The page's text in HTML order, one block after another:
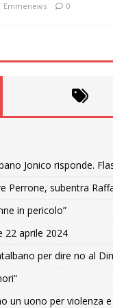
Emmenews 0
Jonico risponde.
Perrone, subentra
in pericolo”
22 aprile 2024
per dire no al
un uono per violenza